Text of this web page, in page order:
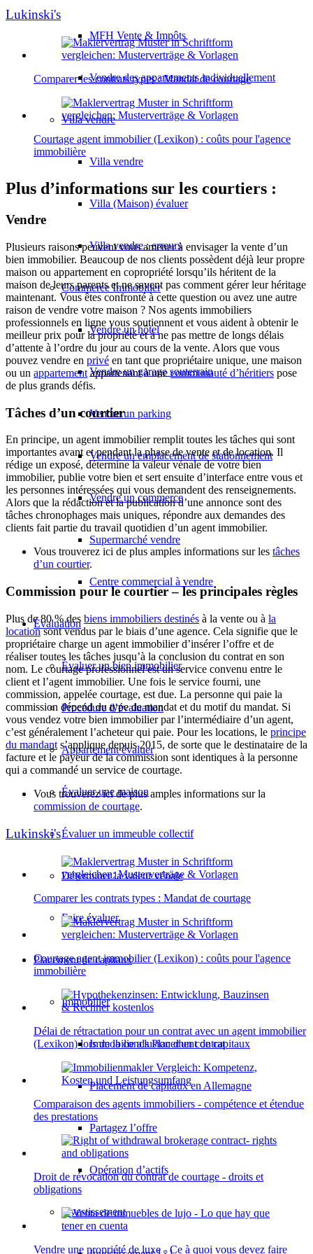
MFH Vente & Impôts
Vendre des appartements individuellement
Villavendre
Villa vendre
Villa (Maison) évaluer
Villa vendre : erreurs
CommerceImmobilier
Vendre un hôtel
Vendre un garage souterrain
Vendre un parking
Vendre un emplacement de stationnement
Vendre un commerce
Supermarché vendre
Centre commercial à vendre
Évaluation
Évaluer un bien immobilier
Procédure d’évaluation
Appartement évaluer
Évaluer une maison
Évaluer un immeuble collectif
Déterminer la valeur vénale
Faire évaluer
Placement de capitaux
Immobilier
Immobilie als Placement de capitaux
Placement de capitaux en Allemagne
Partagez l’offre
Opération d’actifs
Investissement
Lukinski's
Comparer les contrats types : Mandat de courtage
Courtage agent immobilier (Lexikon) : coûts pour l'agence
immobilière
Plus d’informations sur les courtiers :
Vendre
Plusieurs raisons peuvent vous amener à envisager la vente d’un
bien immobilier. Beaucoup de nos clients possèdent déjà leur propre
maison ou appartement en copropriété lorsqu’ils héritent de la
maison de leurs parents et ne savent pas comment gérer leur héritage
maintenant. Vous êtes confronté à cette question ou avez une autre
raison de vendre votre maison ? Nos agents immobiliers
professionnels en ligne vous soutiennent et vous aident à obtenir le
meilleur prix pour la propriété et à ne pas mettre de longs délais
d’attente à l’ordre du jour au cours de la vente. Alors que vous
pouvez vendre en privé en tant que propriétaire unique, une maison
ou un appartement appartenant à unecommunauté d’héritiers pose
de plus grands défis.
Tâches d’un courtier
En principe, un agent immobilier remplit toutes les tâches qui sont
importantes avant et pendant la phase de vente et de location. Il
rédige un exposé, détermine la valeur vénale de votre bien
immobilier, publie votre bien et sert ensuite d’interface entre vous et
les personnes intéressées qui vous demandent des renseignements.
Alors que la rédaction et la publication d’une annonce sont des
tâches chronophages mais uniques, répondre aux demandes des
clients fait partie du travail quotidien d’un agent immobilier.
Vous trouverez ici de plus amples informations sur les tâches
d’un courtier.
Commission pour le courtier – les principales règles
Plus de 80 % des biens immobiliers destinés à la vente ou à la
locationsont vendus par le biais d’une agence. Cela signifie que le
propriétaire charge un agent immobilier d’insérer l’offre et de
réaliser toutes les tâches jusqu’à la conclusion du contrat en son
nom. Le courtage professionnel est un service convenu entre le
client et l’agent immobilier. Une fois le service fourni, une
commission, appelée courtage, est due. La personne qui paie la
commission dépend du type de mandat et du motif du mandat. Si
vous vendez votre bien immobilier par l’intermédiaire d’un agent,
c’est généralement l’acheteur qui paie. Pour les locations, le principe
du mandant s’applique depuis 2015, de sorte que le destinataire de la
facture et le payeur de la commission sont identiques à la personne
qui a commandé un service de courtage.
Vous trouverez ici de plus amples informations sur la
commission de courtage.
Lukinski's
Comparer les contrats types : Mandat de courtage
Courtage agent immobilier (Lexikon) : coûts pour l'agence
immobilière
Délai de rétractation pour un contrat avec un agent immobilier
(Lexikon) lors de la conclusion d'un contrat
Comparaison des agents immobiliers - compétence et étendue
des prestations
Droit de révocation du contrat de courtage - droits et
obligations
Vendre une propriété de luxe - Ce à quoi vous devez faire